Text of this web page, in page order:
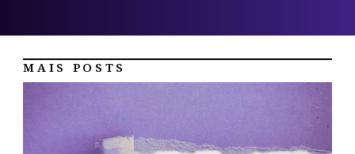
MAIS POSTS